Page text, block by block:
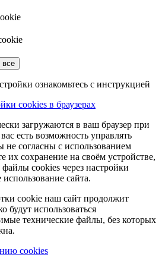
все
ознакомьтесь с инструкцией
cookies в браузерах
загружаются в ваш браузер при
есть возможность управлять
согласны с использованием
их сохранение на своём устройстве,
cookies через настройки
сайта.
cookie наш сайт продолжит
будут использоваться
технические файлы, без которых
cookies